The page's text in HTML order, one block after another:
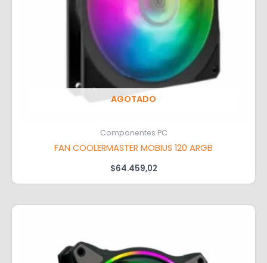
AGOTADO
Componentes PC
FAN COOLERMASTER MOBIUS 120 ARGB
$64.459,02